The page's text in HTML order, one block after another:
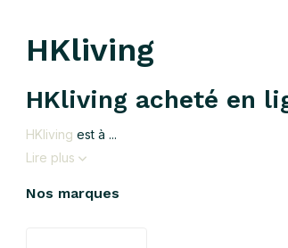
HKliving
HKliving acheté en
HKliving est à ...
Lire plus
Nos marques